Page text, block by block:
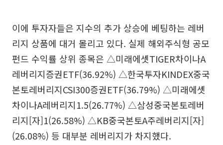
이에 투자자들은 지수의 추가 상승에 베팅하는 레버
리지 상품에 대거 몰리고 있다. 실제 해외주식형 공모
펀드 수익률 상위 종목은 △미래에셋TIGER차이나A
레버리지증권ETF(36.92%) △한국투자KINDEX중국
본토레버리지CSI300증권ETF(36.79%) △미래에셋
차이나A레버리지1.5(26.77%) △삼성중국본토레버
리지[자]1(26.58%) △KB중국본토A주레버리지[자]
(26.08%) 등 대부분 레버리지가 차지했다.